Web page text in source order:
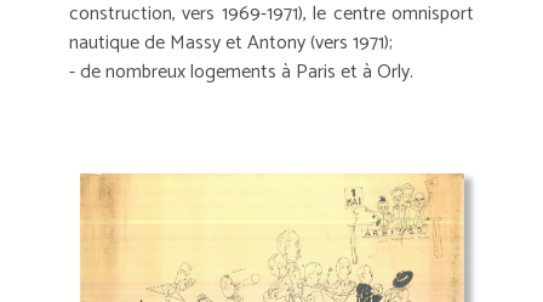
construction, vers 1969-1971), le centre omnisport
nautique de Massy et Antony (vers 1971);
- de nombreux logements à Paris et à Orly.